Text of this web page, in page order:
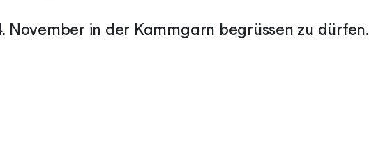
November in der Kammgarn begrüssen zu dürfen.